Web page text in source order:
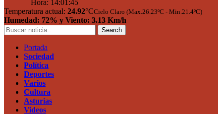
Hora: 14:01:45
Temperatura actual: 24.92°CCielo Claro (Max.26.23ºC - Min.21.4ºC)
Humedad: 72% y Viento: 3.13 Km/h
Portada
Sociedad
Política
Deportes
Varios
Cultura
Asturias
Videos